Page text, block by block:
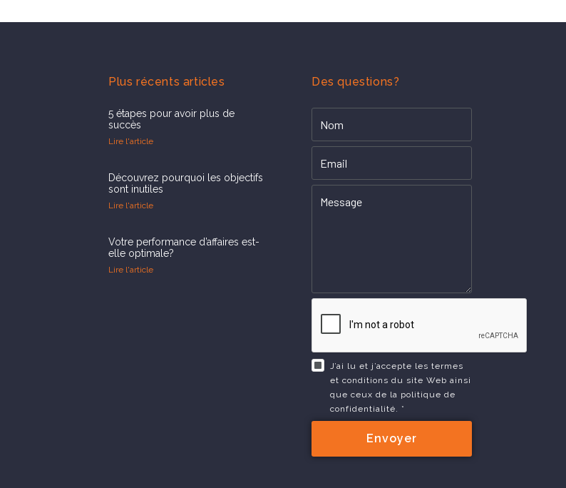
Plus récents articles
5 étapes pour avoir plus de
succès
Lire l'article
Découvrez pourquoi les objectifs
sont inutiles
Lire l'article
Votre performance d’affaires est-
elle optimale?
Lire l'article
Des questions?
J’ai lu et j’accepte les termes
et conditions du site Web ainsi
que ceux de la politique de
confidentialité. *
Envoyer